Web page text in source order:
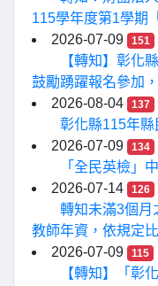
115學年度第1學期
2026-07-09
151
【轉知】彰化
鼓勵踴躍報名參加
2026-08-04
137
彰化縣115年
2026-07-09
134
「全民英檢」
2026-07-14
126
轉知未滿3個月
教師年資，依規定
2026-07-09
115
【轉知】「彰